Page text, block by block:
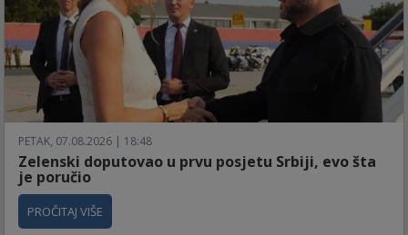
PETAK, 07.08.2026 | 18:48
Zelenski doputovao u prvu posjetu Srbiji, evo šta
je poručio
PROČITAJ VIŠE